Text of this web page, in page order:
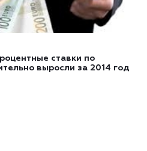
ставки по
выросли за 2014 год